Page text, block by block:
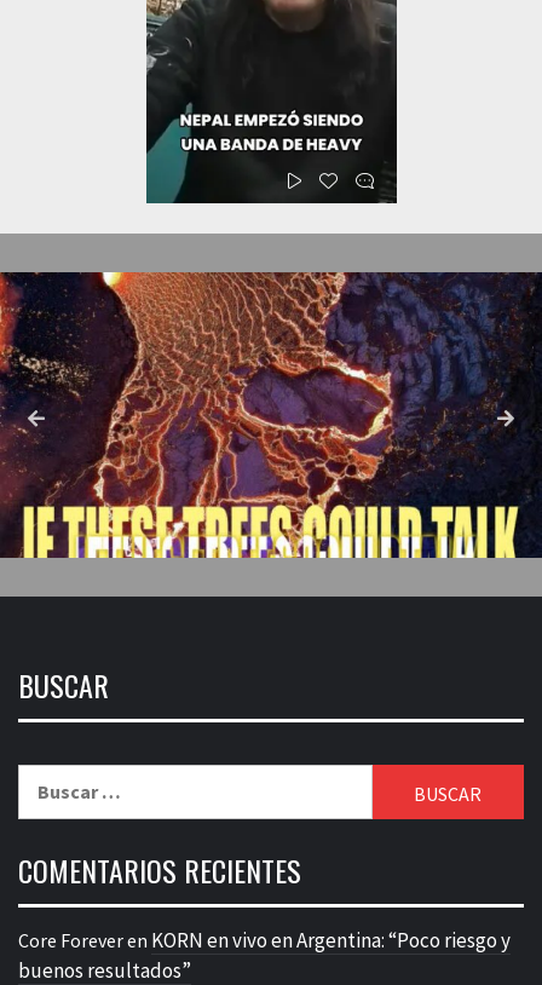
BUSCAR
COMENTARIOS RECIENTES
Core Foreveren KORN en vivo en Argentina: “Poco riesgo y
buenos resultados”